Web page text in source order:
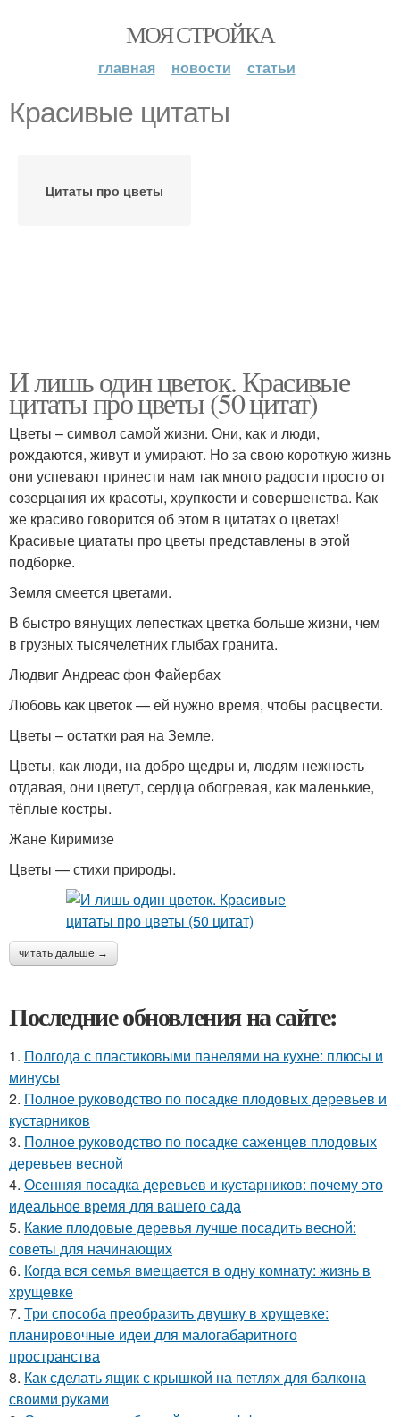
МОЯ СТРОЙКА
главная новости статьи
Красивые цитаты
Цитаты про цветы
И лишь один цветок. Красивые
цитаты про цветы (50 цитат)
Цветы – символ самой жизни. Они, как и люди,
рождаются, живут и умирают. Но за свою короткую жизнь
они успевают принести нам так много радости просто от
созерцания их красоты, хрупкости и совершенства. Как
же красиво говорится об этом в цитатах о цветах!
Красивые циататы про цветы представлены в этой
подборке.
Земля смеется цветами.
В быстро вянущих лепестках цветка больше жизни, чем
в грузных тысячелетних глыбах гранита.
Людвиг Андреас фон Файербах
Любовь как цветок — ей нужно время, чтобы расцвести.
Цветы – остатки рая на Земле.
Цветы, как люди, на добро щедры и, людям нежность
отдавая, они цветут, сердца обогревая, как маленькие,
тёплые костры.
Жане Киримизе
Цветы — стихи природы.
читать дальше →
Последние обновления на сайте:
1. Полгода с пластиковыми панелями на кухне: плюсы и
минусы
2. Полное руководство по посадке плодовых деревьев и
кустарников
3. Полное руководство по посадке саженцев плодовых
деревьев весной
4. Осенняя посадка деревьев и кустарников: почему это
идеальное время для вашего сада
5. Какие плодовые деревья лучше посадить весной:
советы для начинающих
6. Когда вся семья вмещается в одну комнату: жизнь в
хрущевке
7. Три способа преобразить двушку в хрущевке:
планировочные идеи для малогабаритного
пространства
8. Как сделать ящик с крышкой на петлях для балкона
своими руками